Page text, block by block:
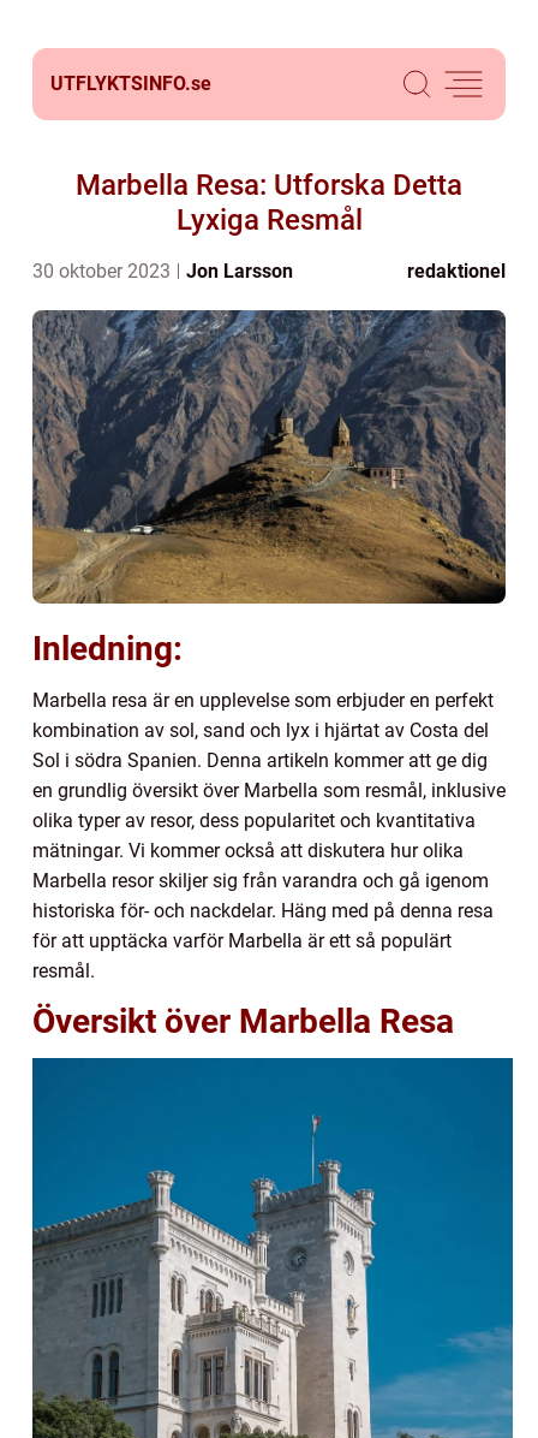
UTFLYKTSINFO.se
Marbella Resa: Utforska Detta
Lyxiga Resmål
30 oktober 2023 Jon Larsson redaktionel
Inledning:
Marbella resa är en upplevelse som erbjuder en perfekt
kombination av sol, sand och lyx i hjärtat av Costa del
Sol i södra Spanien. Denna artikeln kommer att ge dig
en grundlig översikt över Marbella som resmål, inklusive
olika typer av resor, dess popularitet och kvantitativa
mätningar. Vi kommer också att diskutera hur olika
Marbella resor skiljer sig från varandra och gå igenom
historiska för- och nackdelar. Häng med på denna resa
för att upptäcka varför Marbella är ett så populärt
resmål.
Översikt över Marbella Resa